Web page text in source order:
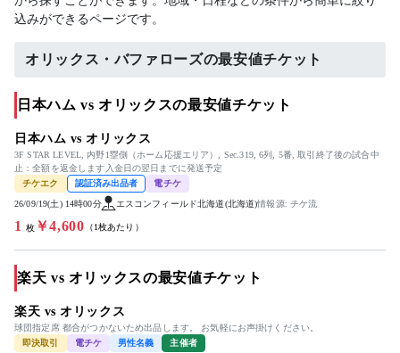
込みができるページです。
オリックス・バファローズの最安値チケット
日本ハム vs オリックスの最安値チケット
日本ハム vs オリックス
3F STAR LEVEL, 内野1塁側（ホーム応援エリア）, Sec.319, 6列, 5番, 取引終了後の試合中
止：全額を返金します入金日の翌日までに発送予定
チケエク
認証済み出品者 電チケ
26/09/19(土) 14時00分 エスコンフィールド北海道(北海道)情報源: チケ流
1 枚￥4,600 （1枚あたり）
楽天 vs オリックスの最安値チケット
楽天 vs オリックス
球団指定席 都合がつかないため出品します。 お気軽にお声掛けください。
即決取引
電チケ 男性名義 主催者